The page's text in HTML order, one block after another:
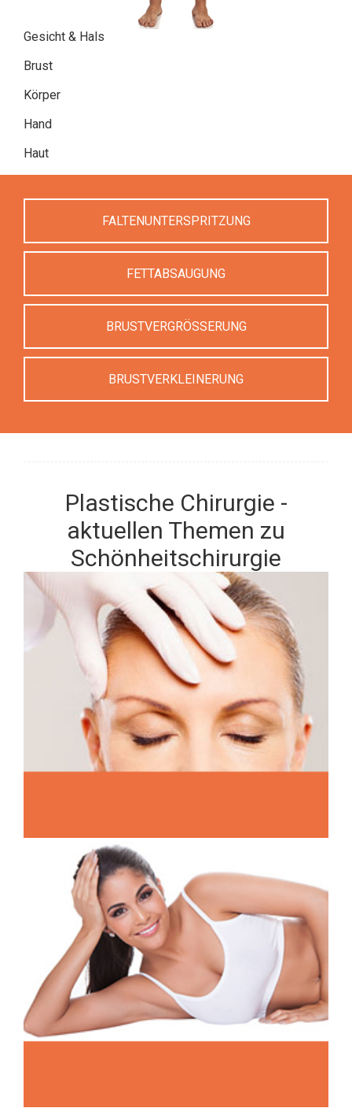
Gesicht & Hals
Brust
Körper
Hand
Haut
FALTENUNTERSPRITZUNG
FETTABSAUGUNG
BRUSTVERGRÖSSERUNG
BRUSTVERKLEINERUNG
Plastische Chirurgie -
aktuellen Themen zu
Schönheitschirurgie
LIDSTRAFFUNG